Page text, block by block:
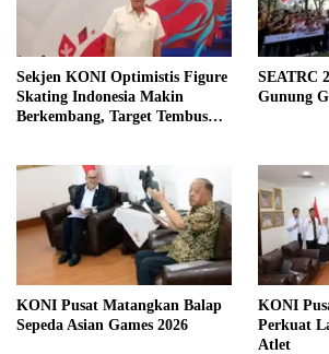
Sekjen KONI Optimistis Figure
Skating Indonesia Makin
Berkembang, Target Tembus
SEATRC
Gunung
KONI Pusat Matangkan Balap
Sepeda Asian Games 2026
KONI
Perkuat
Atlet